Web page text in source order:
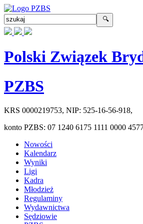
Polski Związek
PZBS
KRS 0000219753, NIP: 525-16-56-918,
konto PZBS: 07 1240 6175 1111 0000
Nowości
Kalendarz
Wyniki
Ligi
Kadra
Młodzież
Regulaminy
Wydawnictwa
Sędziowie